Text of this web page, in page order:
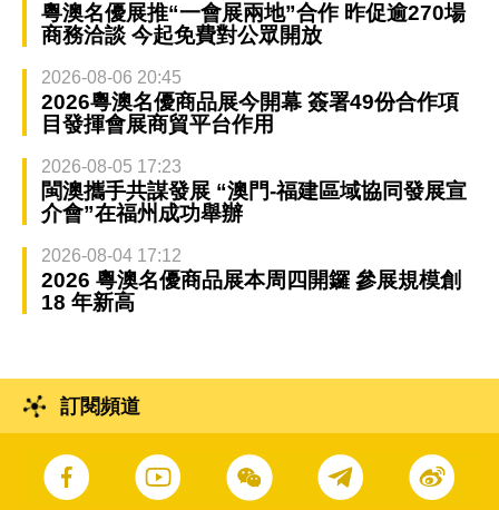
粵澳名優展推“一會展兩地”合作 昨促逾270場
商務洽談 今起免費對公眾開放
2026-08-06 20:45
2026粵澳名優商品展今開幕 簽署49份合作項
目發揮會展商貿平台作用
2026-08-05 17:23
閩澳攜手共謀發展 “澳門-福建區域協同發展宣
介會”在福州成功舉辦
2026-08-04 17:12
2026 粵澳名優商品展本周四開鑼 參展規模創
18 年新高
訂閱頻道